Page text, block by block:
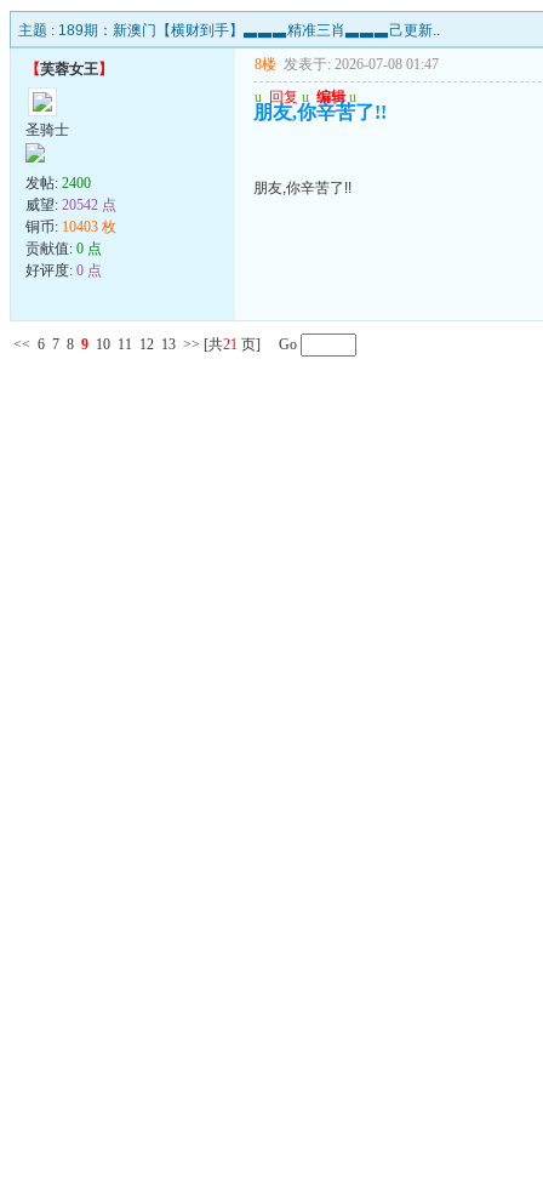
主题 : 189期：新澳门【横财到手】▃▃▃精准三肖▃▃▃己更新..
【芙蓉女王】
圣骑士
发帖: 2400
威望: 20542 点
铜币: 10403 枚
贡献值: 0 点
好评度: 0 点
8楼 发表于: 2026-07-08 01:47
u 回复 u 编辑 u
朋友,你辛苦了!!
朋友,你辛苦了!!
<< 6 7 8 9 10 11 12 13 >> [共21 页] Go